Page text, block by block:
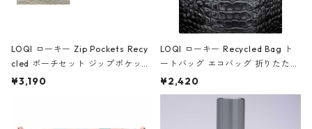
LOQI ローキー Zip Pockets Recy
cled ポーチセット ジップポケット
ファスナーポーチ 撥水加工 トラベ
¥3,190
LOQI ローキー Recycled Bag ト
ートバッグ エコバッグ 折りたたみ
大きめ 撥水加工 収納ポーチ CRO
CODILE/Black クロコダイル/ブラ
¥2,420